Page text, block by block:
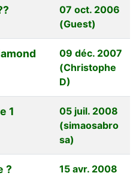
07 oct. 2006
(Guest)
09 déc. 2007
(Christophe
D)
1
05 juil. 2008
(simaosabro
sa)
?
15 avr. 2008